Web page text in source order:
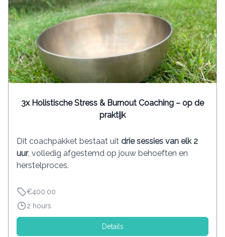
3x Holistische Stress & Burnout Coaching – op de
praktijk
Dit coachpakket bestaat uit drie sessies van elk 2
uur, volledig afgestemd op jouw behoeften en
herstelproces.
€400.00
2 hours
Details